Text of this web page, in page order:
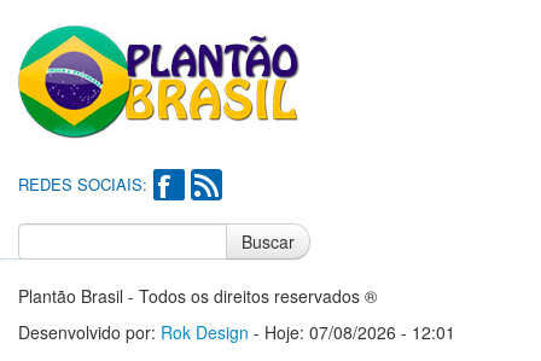
REDES SOCIAIS:
Buscar
Plantão Brasil - Todos os direitos reservados ®
Desenvolvido por: Rok Design - Hoje: 07/08/2026 - 12:01